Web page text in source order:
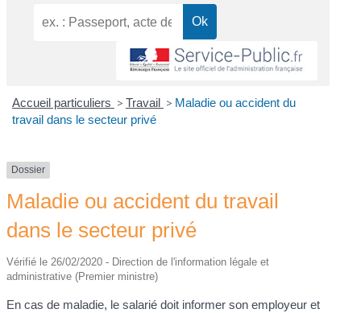
Accueil particuliers > Travail > Maladie ou accident du
travail dans le secteur privé
Dossier
Maladie ou accident du travail
dans le secteur privé
Vérifié le 26/02/2020 - Direction de l'information légale et
administrative (Premier ministre)
En cas de maladie, le salarié doit informer son employeur et